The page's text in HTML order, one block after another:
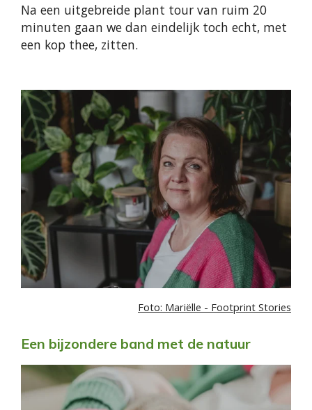
Na een uitgebreide plant tour van ruim 20
minuten gaan we dan eindelijk toch echt, met
een kop thee, zitten.
Foto: Mariëlle - Footprint Stories
Een bijzondere band met de natuur